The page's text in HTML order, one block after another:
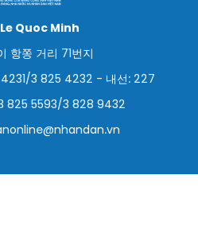
Le Quoc Minh
항쫑 거리 71번지
3 825 4232 - 내선: 227
825 5593/3 828 9432